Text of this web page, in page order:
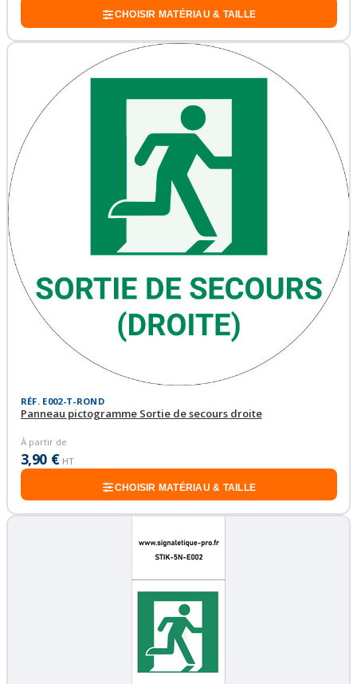
CHOISIR MATÉRIAU & TAILLE
RÉF. E002-T-ROND
Panneau pictogramme Sortie de secours droite
À partir de
3,90 € HT
CHOISIR MATÉRIAU & TAILLE